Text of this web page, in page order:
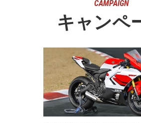
CAMPAIGN
キャンペ